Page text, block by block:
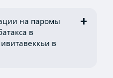
на паромы
в
в